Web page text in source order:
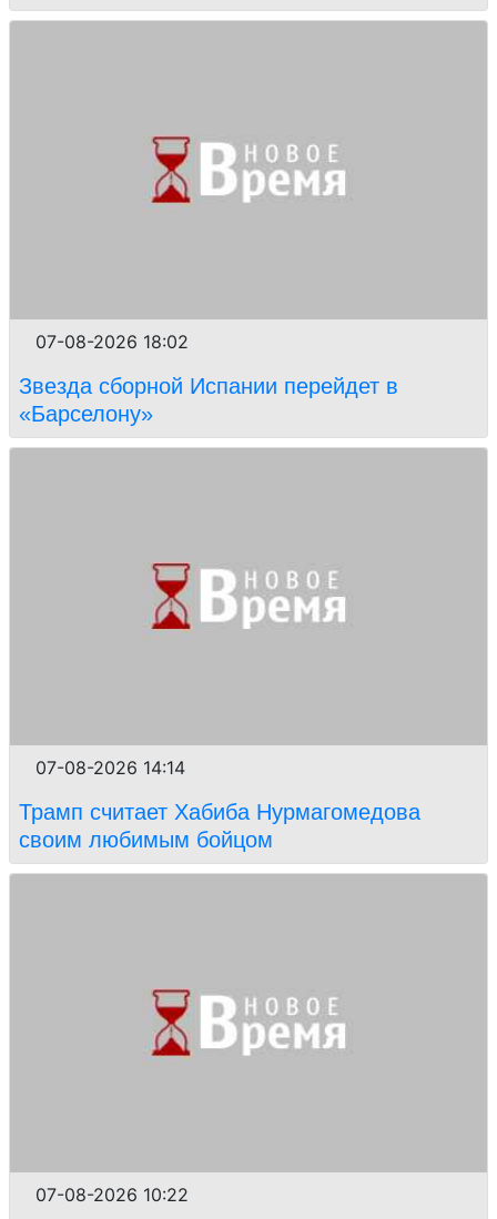
07-08-2026 18:02
Звезда сборной Испании перейдет в
«Барселону»
07-08-2026 14:14
Трамп считает Хабиба Нурмагомедова
своим любимым бойцом
07-08-2026 10:22